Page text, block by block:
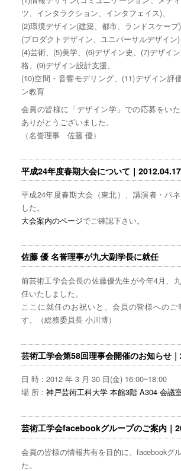
ツ、インタラクション、インタフェイス)、
(2)環境デザイン(建築、都市、ランドスケー
(プロダクトデザイン、ユニバーサルデザイン)
(4)芸術、(5)美学、(6)デザイン史、(7)デザイ
格、(9)デザイン設計支援、
(10)空間・音響モデリング、(11)デザイン評
ン教育
会員の皆様に「デザイン学」での応募をいた
ありがとうございました。
（名誉理事 佐藤 優）
平成24年度春期大会について｜
平成24年度春期大会（東北）、講演者・パ
した。
大会案内のページでご確認下さい。
佐藤 優 名誉理事が九大副学長に就任
前芸術工学会会長の佐藤優先生が今年4月、
任いたしました。
ここに就任のお祝いと、会員の皆様へのご
す。（総務委員長 小川博）
芸術工学会第58回理事会開催のお知らせ
日 時 : 2012 年 3 月 30 日(金) 16:00~18:00
場 所 : 神戸芸術工科大学 本館3階 A304 会議
芸術工学会facebookグループのご案内｜
会員の皆様の情報共有を目的に、facebookグ
た。